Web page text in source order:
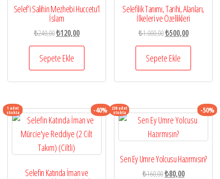
Selef’i Salihin Mezhebi Huccetu’l
İslam
₺240,00Orijinal
fiyat:
₺240,00.
₺120,00Şu
andaki
₺120,00.
Sepete Ekle
Selefilik Tanımı, Tarihi, Alanları,
İlkeleri ve Özellikleri
₺1.000,00Orijinal
fiyat:
₺1.000,00.
₺500,00Şu
andaki
₺500,00.
Sepete Ekle
1 adet
stokta -40%
Selefin Katında İman ve
238 adet
stokta -50%
Sen Ey Umre Yolcusu Hazırmısın?
₺160,00Orijinal
₺80,00Şu